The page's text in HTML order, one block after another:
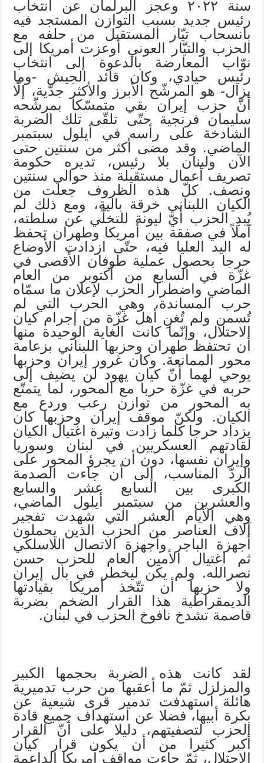
سنة ٢٠٢٢ وعجز البرلمان عن انتخاب
رئيس جديد بسبب التوازن المستجد فيه
بانسحاب تيّار المستقبل من حلفه مع
الحزب والتيّار العوني أوعزت أمريكا إلى
نوّاب المعارضة بالدعوة إلى انتخاب
رئيس حيادي، وكان قائد الجيش -وما
يزال- هو المرشّح الأبرز والأكثر جدّية، إلّا
أنّ حزب إيران بقي متمسّكا بمرشّحه
سليمان فرنجية حتّى تلقّى تلك الضربة
الشادخة على رأسه في أيلول سبتمبر
الماضي. وقد مضى أكثر من سنتين حتى
الآن ولبنان بلا رئيس، تديره حكومة
تصريف أعمال مستقيلة منذ حوالي سنتين
ونصف. كلّ هذه الظروف جعلت من
الكيان اللبناني خرقة بالية، ومع ذلك لم
يُبدِ الحزب أيّ ليونة للتخلّي عن سلطته،
آملاً في صفقة بين أمريكا وطهران تحفظ
له اليد العليا فيه، حتّى ازدادت الأوضاع
حرجا بحصول عملية طوفان الأقصى في
غزّة في السابع من أكتوبر من العام
الماضي واضطرار الحزب لإعلان ما سمّاه
حرب المساندة، وهي الحرب التي لم
تُسمن ولم تُغنِ أهل غزّة من إجرام كيان
الاحتلال، وإنّما كانت الغاية الوحيدة منها
أن تحتفظ طهران وحزبها اللبناني بزعامة
محور الممانعة. وكان غرور إيران وحزبها
يوحي لهما أنّ كيان يهود لن يضيف إلى
حربه في غزّة حربا مع المحور، لما يتمتّع
به المحور من توازن رعب وردع مع
الكيان. ولكنّ موقف إيران وحزبها كان
يزداد حرجا كلما زادت وتيرة اغتيال الكيان
لقادتهم العسكريين في لبنان وسوريا
وإيران نفسها، دون أن يجرؤ المحور على
الردّ المناسب، إلى أن جاءت الصدمة
الكبرى بين السابع عشر والسابع
والعشرين من سبتمبر أيلول الماضي،
وهي الأيام العشر التي شهدت تفجير
آلاف العناصر من الحزب الذين يحملون
أجهزة الباجر وأجهزة الاتصال اللاسلكي
ثم اغتيال الأمين العام للحزب حسن
نصرالله. ولم يكن ليخطر في بال إيران
ولا حزبها أن تتّخذ أمريكا بقيادتها
الديمقراطية هذا القرار الضخم بضربة
قاصمة تشدخ نافوخ الحزب في لبنان.
لقد كانت هذه الضربة بحجمها الكبير
والمزلزل ثمّ ما أعقبها من حرب تدميرية
هائلة استهدفت تدمير قرى شيعية عن
بكرة أبيها، فضلا عن استهداف جميع قادة
الحزب لتصفيتهم، دليلا على أنّ القرار
أكبر كثيرا من أن يكون قرار كيان
الاحتلال، ثمّ جاءت مواقف أمريكا الداعمة